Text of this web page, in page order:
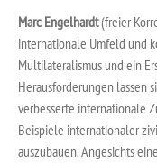
Marc Engelhardt(freier
internationale Umfeld und
Multilateralismus und ein
Herausforderungen lassen
verbesserte internationale
Beispiele internationaler
auszubauen. Angesichts